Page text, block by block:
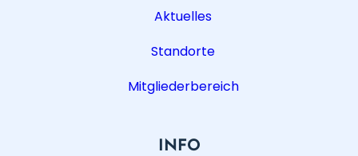
Aktuelles
Standorte
Mitgliederbereich
INFO